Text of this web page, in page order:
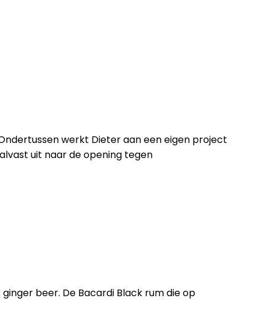
werkt Dieter aan een eigen project
uit naar de opening tegen
beer. De Bacardi Black rum die op